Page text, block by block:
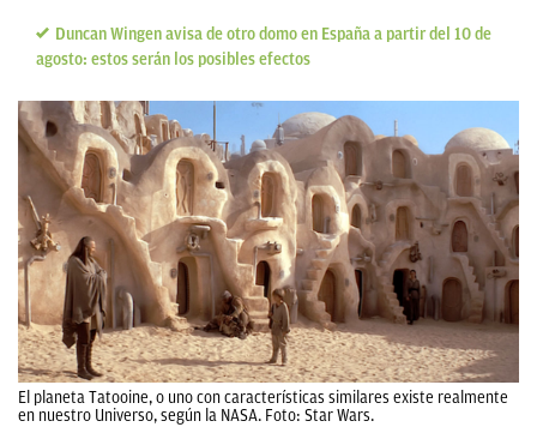
Duncan Wingen avisa de otro domo en España a partir del 10 de
agosto: estos serán los posibles efectos
El planeta Tatooine, o uno con características similares existe realmente
en nuestro Universo, según la NASA. Foto: Star Wars.